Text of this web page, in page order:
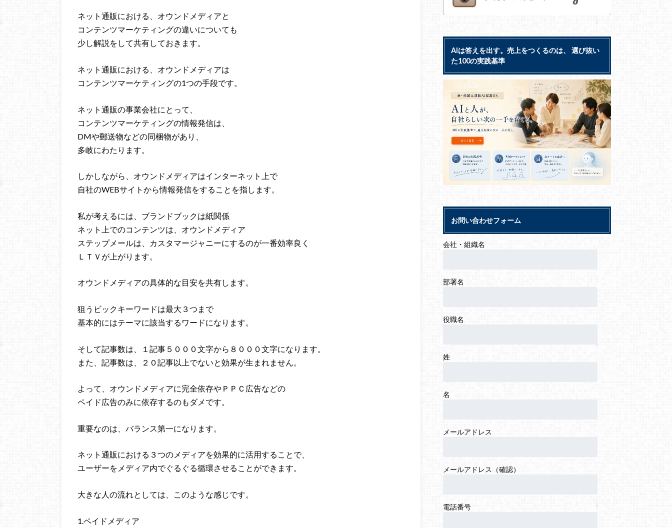
ネット通販における、オウンドメディアと
コンテンツマーケティングの違いについても
少し解説をして共有しておきます。
ネット通販における、オウンドメディアは
コンテンツマーケティングの1つの手段です。
ネット通販の事業会社にとって、
コンテンツマーケティングの情報発信は、
DMや郵送物などの同梱物があり、
多岐にわたります。
しかしながら、オウンドメディアはインターネット上で
自社のWEBサイトから情報発信をすることを指します。
私が考えるには、ブランドブックは紙関係
ネット上でのコンテンツは、オウンドメディア
ステップメールは、カスタマージャニーにするのが一番効率良く
ＬＴＶが上がります。
オウンドメディアの具体的な目安を共有します。
狙うビックキーワードは最大３つまで
基本的にはテーマに該当するワードになります。
そして記事数は、１記事５０００文字から８０００文字になります。
また、記事数は、２０記事以上でないと効果が生まれません。
よって、オウンドメディアに完全依存やＰＰＣ広告などの
ペイド広告のみに依存するのもダメです。
重要なのは、バランス第一になります。
ネット通販における３つのメディアを効果的に活用することで、
ユーザーをメディア内でぐるぐる循環させることができます。
大きな人の流れとしては、このような感じです。
1.ペイドメディア
AIは答えを出す。売上をつくるのは、 選び抜い
た100の実践基準
お問い合わせフォーム
会社・組織名
部署名
役職名
姓
名
メールアドレス
メールアドレス（確認）
電話番号